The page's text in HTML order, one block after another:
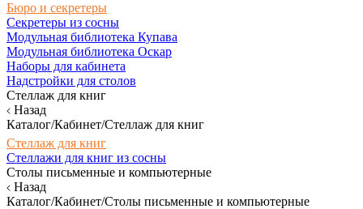
Бюро и секретеры
Секретеры из сосны
Модульная библиотека Купава
Модульная библиотека Оскар
Наборы для кабинета
Надстройки для столов
Стеллаж для книг
Назад
Каталог/Кабинет/Стеллаж для книг
Стеллаж для книг
Стеллажи для книг из сосны
Столы письменные и компьютерные
Назад
Каталог/Кабинет/Столы письменные и компьютерные